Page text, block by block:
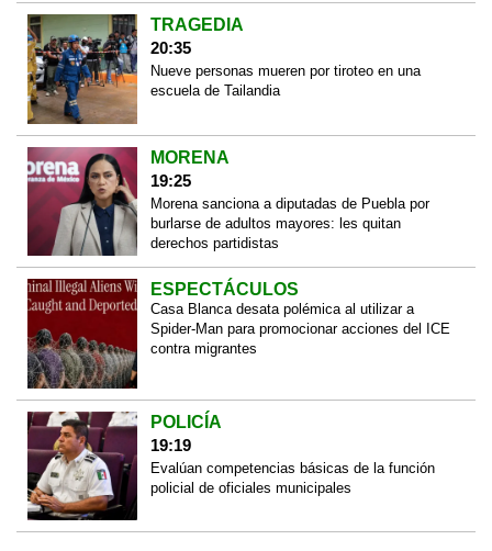
TRAGEDIA
20:35
Nueve personas mueren por tiroteo en una
escuela de Tailandia
MORENA
19:25
Morena sanciona a diputadas de Puebla por
burlarse de adultos mayores: les quitan
derechos partidistas
ESPECTÁCULOS
Casa Blanca desata polémica al utilizar a
Spider-Man para promocionar acciones del ICE
contra migrantes
POLICÍA
19:19
Evalúan competencias básicas de la función
policial de oficiales municipales